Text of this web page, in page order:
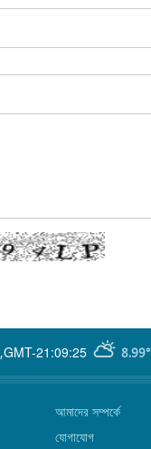
GMT-21:09:25 8.99°
,
আমাদের সম্পর্কে
যোগাযোগ